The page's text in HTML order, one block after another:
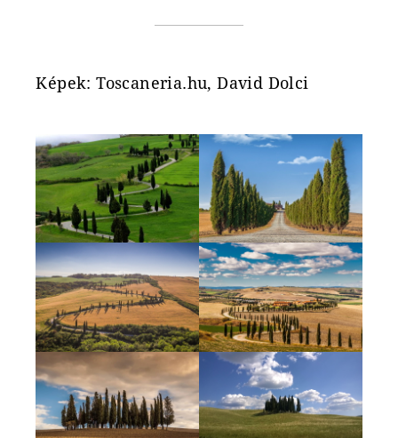
Képek: Toscaneria.hu, David Dolci